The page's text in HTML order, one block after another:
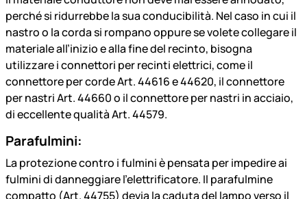
perché si ridurrebbe la sua conducibilità. Nel caso in cui il
nastro o la corda si rompano oppure se volete collegare il
materiale all’inizio e alla fine del recinto, bisogna
utilizzare i connettori per recinti elettrici, come il
connettore per corde Art. 44616 e 44620, il connettore
per nastri Art. 44660 o il connettore per nastri in acciaio,
di eccellente qualità Art. 44579.
Parafulmini:
La protezione contro i fulmini è pensata per impedire ai
fulmini di danneggiare l’elettrificatore. Il parafulmine
compatto (Art. 44755) devia la caduta del lampo verso il